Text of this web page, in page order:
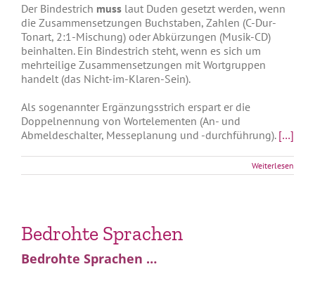
Der Bindestrich muss laut Duden gesetzt werden, wenn
die Zusammensetzungen Buchstaben, Zahlen (C-Dur-
Tonart, 2:1-Mischung) oder Abkürzungen (Musik-CD)
beinhalten. Ein Bindestrich steht, wenn es sich um
mehrteilige Zusammensetzungen mit Wortgruppen
handelt (das Nicht-im-Klaren-Sein).
Als sogenannter Ergänzungsstrich erspart er die
Doppelnennung von Wortelementen (An- und
Abmeldeschalter, Messeplanung und -durchführung). […]
Weiterlesen
Bedrohte Sprachen
Bedrohte Sprachen …